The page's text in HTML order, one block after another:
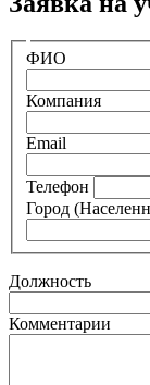
Контактная
информация
ФИО
Компания
Email
Телефон
Город
Должность
Комментарии